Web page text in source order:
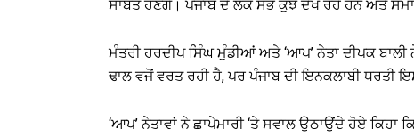
ਸਾਬਤ ਹੋਣਗੇ। ਪੰਜਾਬ ਦੇ ਲੋਕ ਸਭ ਕੁਝ ਦੇਖ ਰਹੇ ਹਨ ਅਤੇ
ਮੰਤਰੀ ਹਰਦੀਪ ਸਿੰਘ ਮੁੰਡੀਆਂ ਅਤੇ ‘ਆਪ’ ਨੇਤਾ ਦੀਪਕ ਬਾਲੀ
ਢਾਲ ਵਜੋਂ ਵਰਤ ਰਹੀ ਹੈ, ਪਰ ਪੰਜਾਬ ਦੀ ਇਨਕਲਾਬੀ ਧਰਤੀ
‘ਆਪ’ ਨੇਤਾਵਾਂ ਨੇ ਛਾਪੇਮਾਰੀ ‘ਤੇ ਸਵਾਲ ਉਠਾਉਂਦੇ ਹੋਏ